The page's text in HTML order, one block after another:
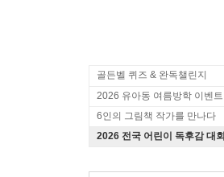
골든벨 퀴즈 & 완독챌린지
2026 유아동 여름방학 이벤트
6인의 그림책 작가를 만나다
2026 전국 어린이 독후감 대회